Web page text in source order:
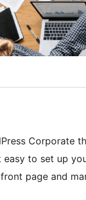
Corporate
easy to set up
page and